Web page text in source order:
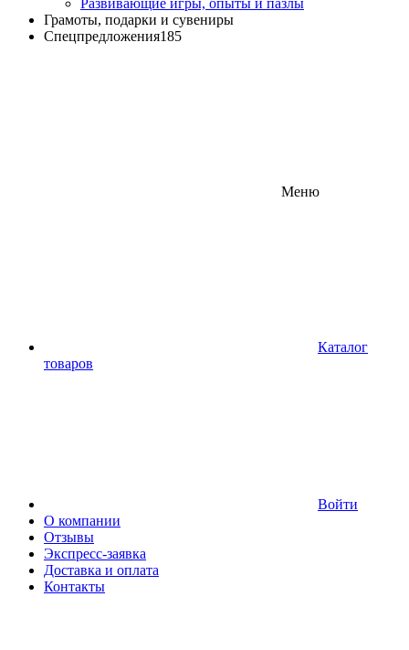
Развивающие игры, опыты и пазлы
Грамоты, подарки и сувениры
Спецпредложения185
Меню
Каталог
товаров
Войти
О компании
Отзывы
Экспресс-заявка
Доставка и оплата
Контакты